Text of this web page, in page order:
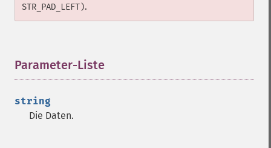
STR_PAD_LEFT).
Parameter-Liste
string
Die Daten.